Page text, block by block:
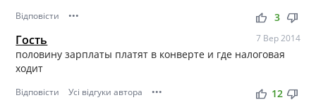
Відповісти ••• thumb_up thumb_down
3
Гость 7 Вер 2014
половину зарплаты платят в конверте и где налоговая
ходит
Відповісти Усі відгуки автора ••• thumb_up thumb_down
12